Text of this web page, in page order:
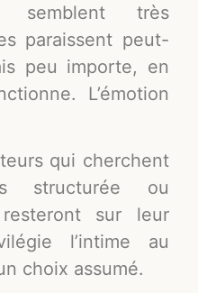
semblent très
paraissent peut-
peu importe, en
L’émotion
qui cherchent
structurée ou
resteront sur leur
l’intime au
choix assumé.